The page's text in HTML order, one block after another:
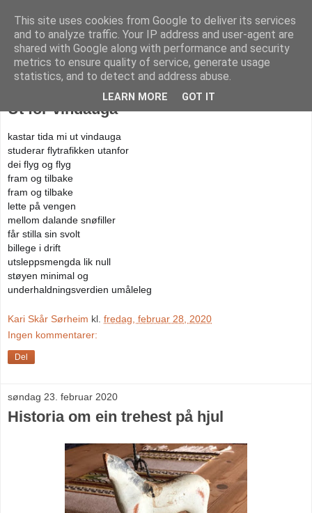
KARITANKAR
Ut for vindauga
kastar tida mi ut vindauga
studerar flytrafikken utanfor
dei flyg og flyg
fram og tilbake
fram og tilbake
lette på vengen
mellom dalande snøfiller
får stilla sin svolt
billege i drift
utsleppsmengda lik null
støyen minimal og
underhaldningsverdien umåleleg
Kari Skår Sørheim kl. fredag, februar 28, 2020
Ingen kommentarer:
Del
søndag 23. februar 2020
Historia om ein trehest på hjul
This site uses cookies from Google to deliver its services
and to analyze traffic. Your IP address and user-agent are
shared with Google along with performance and security
metrics to ensure quality of service, generate usage
statistics, and to detect and address abuse.
LEARN MORE GOT IT